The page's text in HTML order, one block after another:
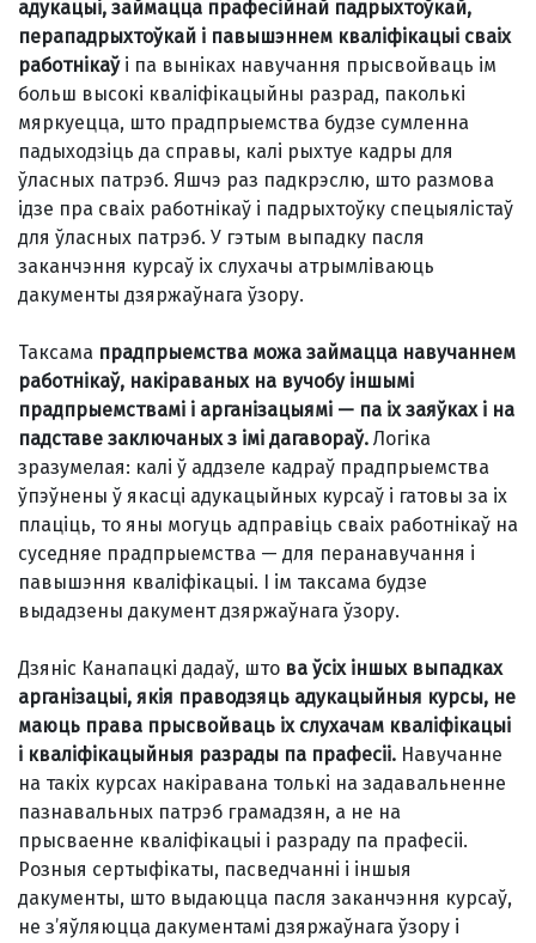
адукацыі, займацца прафесійнай падрыхтоўкай,
перападрыхтоўкай і павышэннем кваліфікацыі сваіх
работнікаўі па выніках навучання прысвойваць ім
больш высокі кваліфікацыйны разрад, паколькі
мяркуецца, што прадпрыемства будзе сумленна
падыходзіць да справы, калі рыхтуе кадры для
ўласных патрэб. Яшчэ раз падкрэслю, што размова
ідзе пра сваіх работнікаў і падрыхтоўку спецыялістаў
для ўласных патрэб. У гэтым выпадку пасля
заканчэння курсаў іх слухачы атрымліваюць
дакументы дзяржаўнага ўзору.
Таксама прадпрыемства можа займацца навучаннем
работнікаў, накіраваных на вучобу іншымі
прадпрыемствамі і арганізацыямі — па іх заяўках і на
падставе заключаных з імі дагавораў. Логіка
зразумелая: калі ў аддзеле кадраў прадпрыемства
ўпэўнены ў якасці адукацыйных курсаў і гатовы за іх
плаціць, то яны могуць адправіць сваіх работнікаў на
суседняе прадпрыемства — для перанавучання і
павышэння кваліфікацыі. І ім таксама будзе
выдадзены дакумент дзяржаўнага ўзору.
Дзяніс Канапацкі дадаў, што ва ўсіх іншых выпадках
арганізацыі, якія праводзяць адукацыйныя курсы, не
маюць права прысвойваць іх слухачам кваліфікацыі
і кваліфікацыйныя разрады па прафесіі. Навучанне
на такіх курсах накіравана толькі на задавальненне
пазнавальных патрэб грамадзян, а не на
прысваенне кваліфікацыі і разраду па прафесіі.
Розныя сертыфікаты, пасведчанні і іншыя
дакументы, што выдаюцца пасля заканчэння курсаў,
не з’яўляюцца дакументамі дзяржаўнага ўзору і